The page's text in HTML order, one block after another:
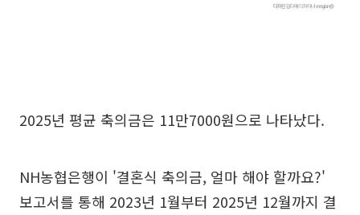
2025년 평균 축의금은 11만7000원으로 나타났다.
NH농협은행이 '결혼식 축의금, 얼마 해야 할까요?'
보고서를 통해 2023년 1월부터 2025년 12월까지 결